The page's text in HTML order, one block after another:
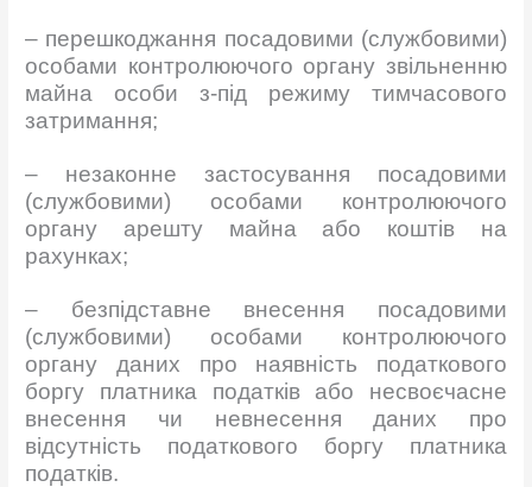
– перешкоджання посадовими (службовими)
особами контролюючого органу звільненню
майна особи з-під режиму тимчасового
затримання;
– незаконне застосування посадовими
(службовими) особами контролюючого
органу арешту майна або коштів на
рахунках;
– безпідставне внесення посадовими
(службовими) особами контролюючого
органу даних про наявність податкового
боргу платника податків або несвоєчасне
внесення чи невнесення даних про
відсутність податкового боргу платника
податків.